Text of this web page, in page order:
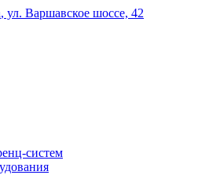
, ул. Варшавское шоссе, 42
систем